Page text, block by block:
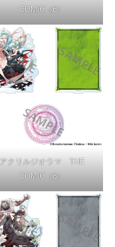
COMIC（6）
アクリルジオラマ THE
COMIC（8）